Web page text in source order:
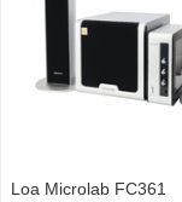
Loa Microlab FC361